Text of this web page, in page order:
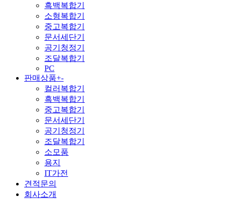
흑백복합기
소형복합기
중고복합기
문서세단기
공기청정기
조달복합기
PC
판매상품+-
컬러복합기
흑백복합기
중고복합기
문서세단기
공기청정기
조달복합기
소모품
용지
IT가전
견적문의
회사소개